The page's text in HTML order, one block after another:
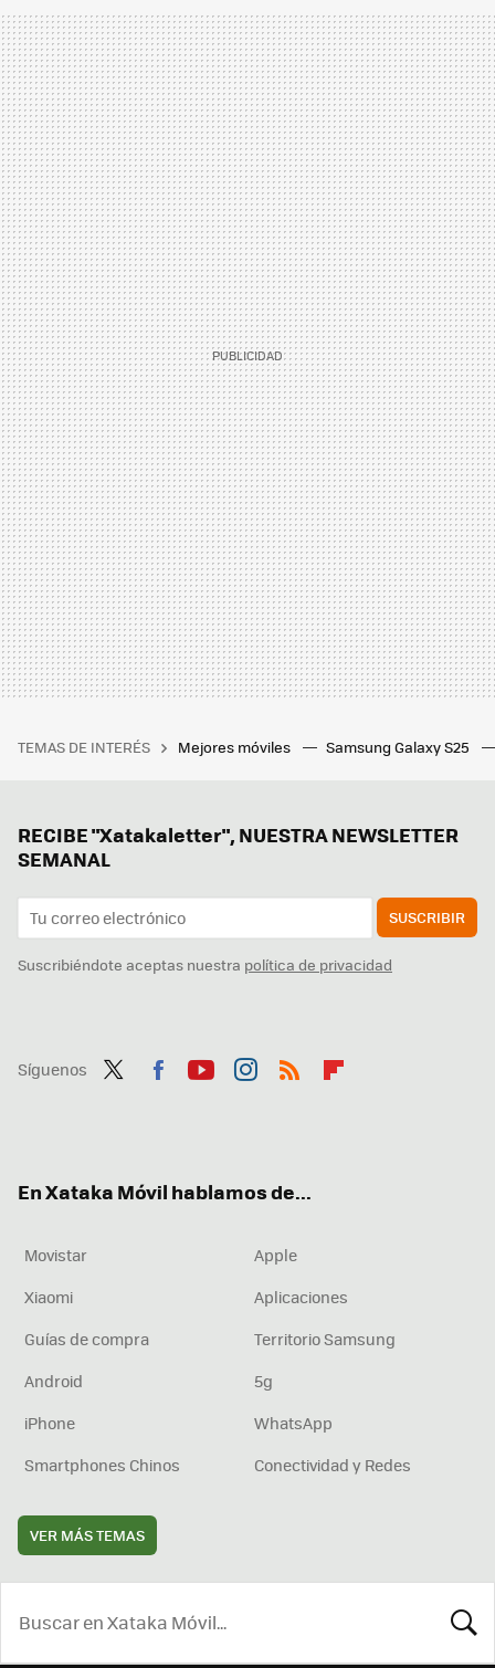
TEMAS DE INTERÉS Mejores móviles Samsung Galaxy S25
RECIBE "Xatakaletter", NUESTRA NEWSLETTER
SEMANAL
SUSCRIBIR
Suscribiéndote aceptas nuestra política de privacidad
Síguenos
En Xataka Móvil hablamos de...
Movistar
Apple
Xiaomi
Aplicaciones
Guías de compra
Territorio Samsung
Android
5g
iPhone
WhatsApp
Smartphones Chinos
Conectividad y Redes
VER MÁS TEMAS